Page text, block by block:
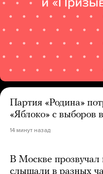
Партия «Родина»
«Яблоко» с выборов
14 минут назад
В Москве прозвучал
слышали в разных